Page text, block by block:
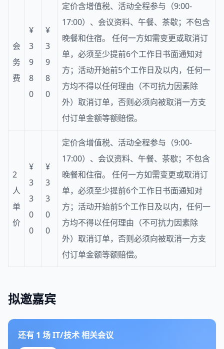
会
务
费
¥
3
9
8
0
¥
3
9
8
0
定价含增值税、活动全程参与（9:00-
17:00）、会议资料、午餐、茶歇；不包含
晚餐和住宿。 任何一方如需变更或取消订
单，必须至少提前6个工作日书面通知对
方；活动开始前5个工作日及以内，任何一
方均不得以任何理由（不可抗力因素除
外）取消订单，否则必须向被取消一方支
付订单金额等额赔偿。
2
人
单
价
¥
3
3
0
0
¥
3
3
0
0
定价含增值税、活动全程参与（9:00-
17:00）、会议资料、午餐、茶歇；不包含
晚餐和住宿。 任何一方如需变更或取消订
单，必须至少提前6个工作日书面通知对
方；活动开始前5个工作日及以内，任何一
方均不得以任何理由（不可抗力因素除
外）取消订单，否则必须向被取消一方支
付订单金额等额赔偿。
拟邀嘉宾
还有 1 场IT/技术相关会议